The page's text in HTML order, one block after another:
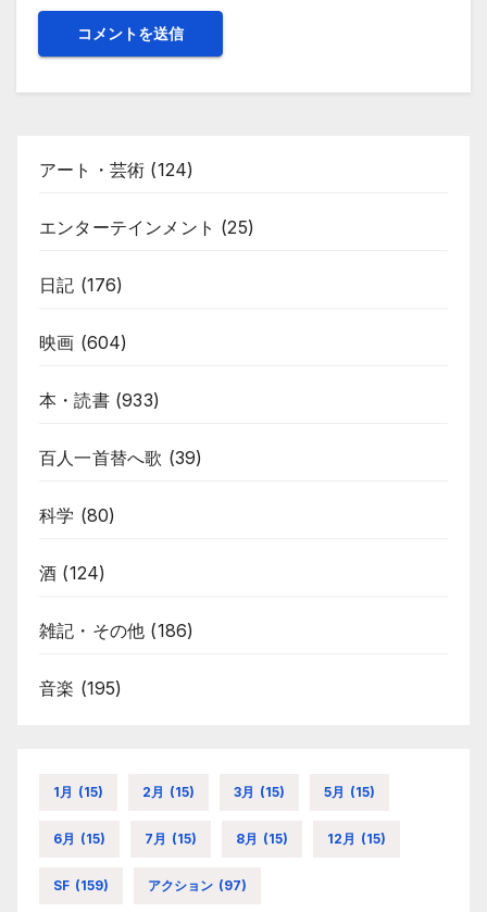
アート・芸術 (124)
エンターテインメント (25)
日記 (176)
映画 (604)
本・読書(933)
百人一首替へ歌 (39)
科学 (80)
酒 (124)
雑記・その他 (186)
音楽 (195)
1月 (15) 2月 (15) 3月 (15) 5月 (15)
6月 (15) 7月 (15) 8月 (15) 12月 (15)
SF (159) アクション (97)